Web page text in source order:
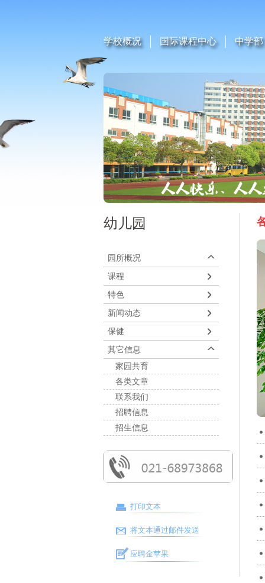
学校概况 国际课程中心 中学部
幼儿园
园所概况
课程
特色
新闻动态
保健
其它信息
家园共育
各类文章
联系我们
招聘信息
招生信息
打印文本
将文本通过邮件发送
应聘金苹果